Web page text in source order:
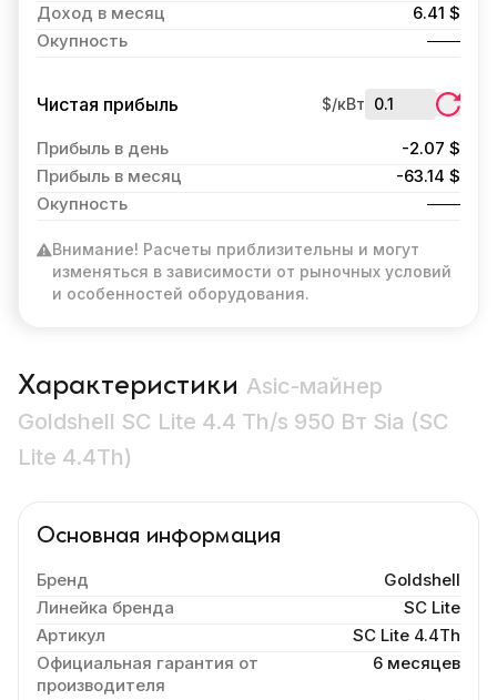
Доход в месяц
6.41 $
Окупность
Чистая прибыль $/кВт
Прибыль в день
-2.07 $
Прибыль в месяц
-63.14 $
Окупность
Внимание! Расчеты приблизительны и могут
изменяться в зависимости от рыночных условий
и особенностей оборудования.
Характеристики Asic-майнер
Goldshell SC Lite 4.4 Th/s 950 Вт Sia (SC
Lite 4.4Th)
Основная информация
Бренд
Goldshell
Линейка бренда
SC Lite
Артикул
SC Lite 4.4Th
Официальная гарантия от
производителя
6 месяцев